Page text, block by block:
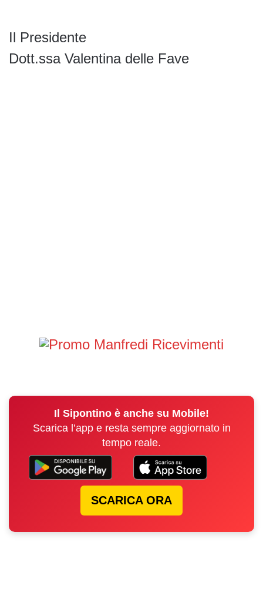
Il Presidente
Dott.ssa Valentina delle Fave
Il Sipontino è anche su Mobile!
Scarica l’app e resta sempre aggiornato in
tempo reale.
SCARICA ORA